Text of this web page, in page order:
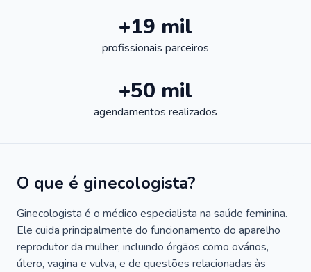
+19 mil
profissionais parceiros
+50 mil
agendamentos realizados
O que é ginecologista?
Ginecologista é o médico especialista na saúde feminina.
Ele cuida principalmente do funcionamento do aparelho
reprodutor da mulher, incluindo órgãos como ovários,
útero, vagina e vulva, e de questões relacionadas às